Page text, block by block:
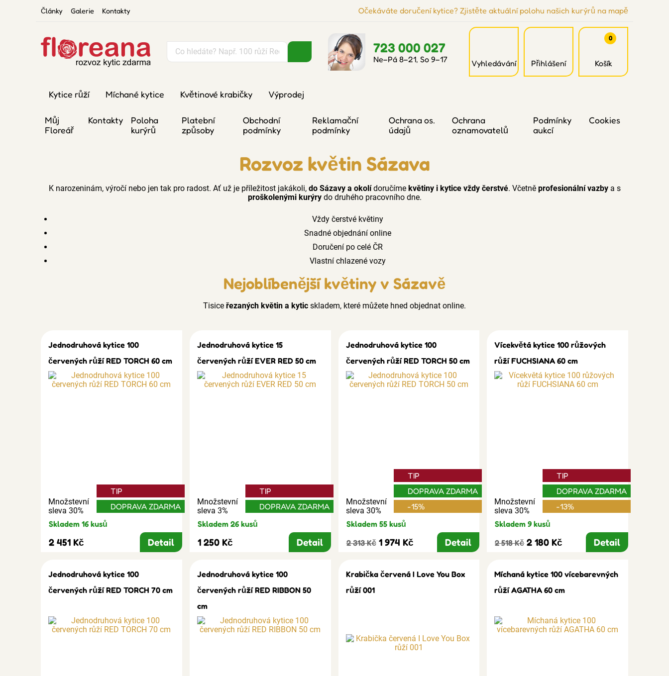
Články Galerie Kontakty Očekáváte doručení kytice? Zjistěte aktuální polohu našich kurýrů na mapě
723 000 027
Ne–Pá 8–21, So 9–17 Vyhledávání Přihlášení
0
Košík
Kytice růží Míchané kytice Květinové krabičky Výprodej
Můj
Floreář
Kontakty
Poloha
kurýrů
Platební
způsoby
Obchodní
podmínky
Reklamační
podmínky
Ochrana os.
údajů
Ochrana
oznamovatelů
Podmínky
aukcí
Cookies
Rozvoz květin Sázava
K narozeninám, výročí nebo jen tak pro radost. Ať už je příležitost jakákoli, do Sázavy a okolídoručíme květiny i kytice vždy čerstvé. Včetně profesionální vazbya s
proškolenými kurýrydo druhého pracovního dne.
Vždy čerstvé květiny
Snadné objednání online
Doručení po celé ČR
Vlastní chlazené vozy
Nejoblíbenější květiny v Sázavě
Tisice řezaných květin a kytic skladem, které můžete hned objednat online.
Jednodruhová kytice 100
červených růží RED TORCH 60 cm
Množstevní
sleva 30%
TIP
DOPRAVA ZDARMA
Skladem 16 kusů
2 451 Kč Detail
Jednodruhová kytice 15
červených růží EVER RED 50 cm
Množstevní
sleva 3%
TIP
DOPRAVA ZDARMA
Skladem 26 kusů
1 250 Kč Detail
Jednodruhová kytice 100
červených růží RED TORCH 50 cm
Množstevní
sleva 30%
TIP
DOPRAVA ZDARMA
-15%
Skladem 55 kusů
2 313 Kč 1 974 Kč Detail
Vícekvětá kytice 100 růžových
růží FUCHSIANA 60 cm
Množstevní
sleva 30%
TIP
DOPRAVA ZDARMA
-13%
Skladem 9 kusů
2 518 Kč 2 180 Kč Detail
Jednodruhová kytice 100
červených růží RED TORCH 70 cm
Jednodruhová kytice 100
červených růží RED RIBBON 50
cm
Krabička červená I Love You Box
růží 001
Míchaná kytice 100 vícebarevných
růží AGATHA 60 cm